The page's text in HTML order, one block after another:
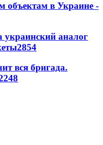
объектам в Украине -
украинский аналог
2854
вся бригада.